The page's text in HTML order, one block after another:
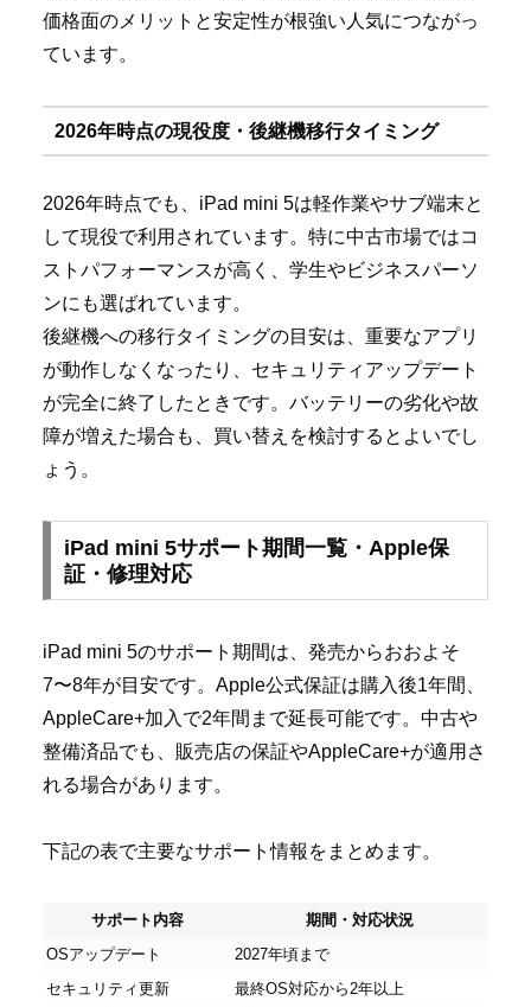
価格面のメリットと安定性が根強い人気につながっ
ています。
2026年時点の現役度・後継機移行タイミング
2026年時点でも、iPad mini 5は軽作業やサブ端末と
して現役で利用されています。特に中古市場ではコ
ストパフォーマンスが高く、学生やビジネスパーソ
ンにも選ばれています。
後継機への移行タイミングの目安は、重要なアプリ
が動作しなくなったり、セキュリティアップデート
が完全に終了したときです。バッテリーの劣化や故
障が増えた場合も、買い替えを検討するとよいでし
ょう。
iPad mini 5サポート期間一覧・Apple保
証・修理対応
iPad mini 5のサポート期間は、発売からおおよそ
7〜8年が目安です。Apple公式保証は購入後1年間、
AppleCare+加入で2年間まで延長可能です。中古や
整備済品でも、販売店の保証やAppleCare+が適用さ
れる場合があります。
下記の表で主要なサポート情報をまとめます。
サポート内容
期間・対応状況
OSアップデート
2027年頃まで
セキュリティ更新
最終OS対応から2年以上